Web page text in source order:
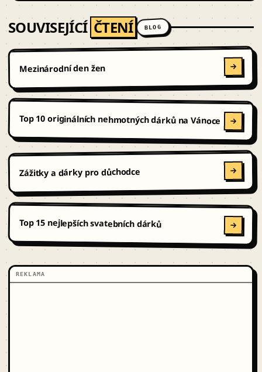
SOUVISEJÍCÍ ČTENÍ BLOG
Mezinárodní den žen
Top 10 originálních nehmotných dárků na Vánoce
Zážitky a dárky pro důchodce
Top 15 nejlepších svatebních dárků
REKLAMA